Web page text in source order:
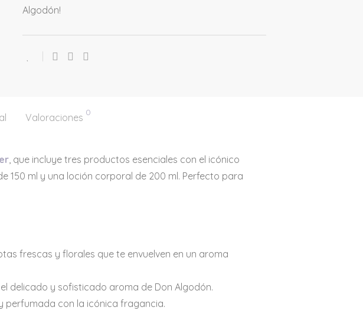
Algodón!
Valoraciones 0
, que incluye tres productos esenciales con el icónico
150 ml y una loción corporal de 200 ml. Perfecto para
frescas y florales que te envuelven en un aroma
delicado y sofisticado aroma de Don Algodón.
perfumada con la icónica fragancia.